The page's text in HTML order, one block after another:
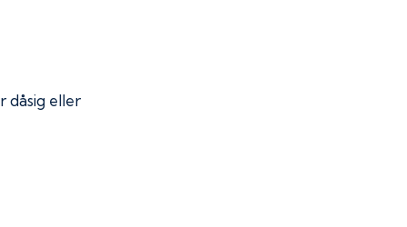
dåsig eller